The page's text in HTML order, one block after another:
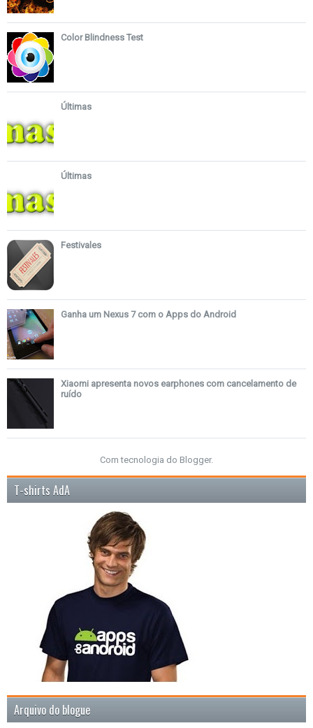
Color Blindness Test
Últimas
Últimas
Festivales
Ganha um Nexus 7 com o Apps do Android
Xiaomi apresenta novos earphones com cancelamento de
ruído
Com tecnologia do Blogger.
T-shirts AdA
Arquivo do blogue